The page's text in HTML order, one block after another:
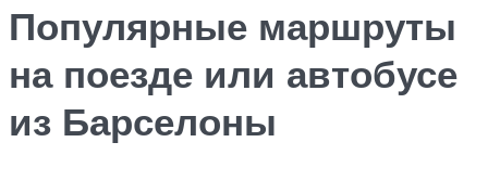
Популярные маршруты
на поезде или автобусе
из Барселоны